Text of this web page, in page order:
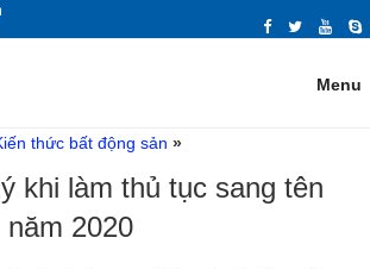
MUA BÁN NHÀ ĐẤT,
nhà đất Tuy Hòa Phú Yên 2021 chính chủ, giá tốt,
Mua bán nhà đất ở Tuy Hòa, Phú Yên có giấy tờ
hướng đông, tây, nam, bắc...
Menu
thức bất động sản »
khi làm thủ tục sang tên
2020